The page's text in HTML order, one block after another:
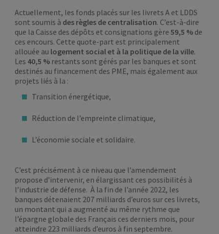
Actuellement, les fonds placés sur les livrets A et LDDS
sont soumis à des règles de centralisation. C’est-à-dire
que la Caisse des dépôts et consignations gère 59,5 % de
ces encours. Cette quote-part est principalement
allouée au logement social et à la politique de la ville.
Les 40,5 % restants sont gérés par les banques et sont
destinés au financement des PME, mais également aux
projets liés à la :
Transition énergétique,
Réduction de l’empreinte climatique,
L’économie sociale et solidaire.
C’est précisément à ce niveau que l’amendement
propose d’intervenir, en élargissant ces possibilités à
l’industrie de défense. À la fin de l’année 2022, les
banques détenaient 207 milliards d’euros sur ces livrets,
un montant qui a augmenté au même rythme que
l’épargne globale des Français ces derniers mois, pour
atteindre 223 milliards d’euros à fin septembre.